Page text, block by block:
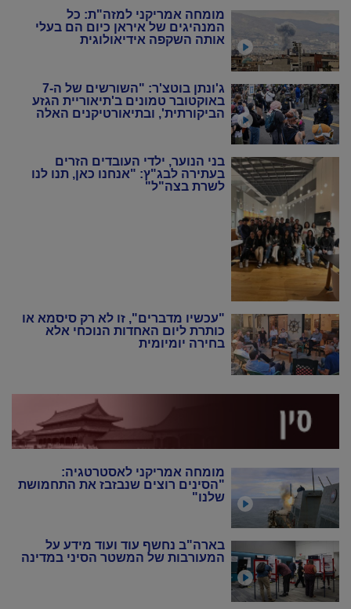
מומחה אמריקני למזה"ת: כל
המנהיגים של איראן כיום הם בעלי
אותה השקפה אידיאולוגית
ג'ונתן בוטצ'ר: "השורשים של ה-7
באוקטובר טמונים ב'תיאוריית הגזע
הביקורתית', ובתיאורטיקנים האלה
בני הנוער, ילדי העובדים הזרים
בעתירה לבג"ץ: "אנחנו כאן, תנו לנו
לשרת בצה"ל"
"עכשיו מדברים", זו לא רק סיסמא או
כותרת ליום האחדות הנוכחי אלא
בחירה יומיומית
מומחה אמריקני לאסטרטגיה:
"הסינים רוצים שנבזבז את התחמושת
שלנו"
בארה"ב נחשף עוד ועוד מידע על
המעורבות של המשטר הסיני במדינה